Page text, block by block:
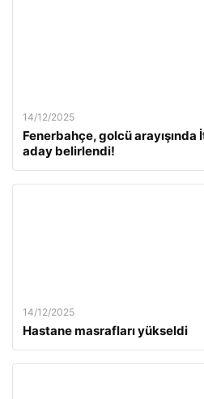
14/12/2025
Fenerbahçe, golcü arayışında
aday belirlendi!
14/12/2025
Hastane masrafları yükseldi